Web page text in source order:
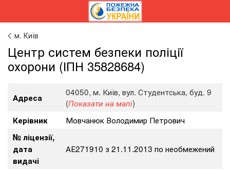
м. Київ
Центр систем безпеки поліції
охорони (ІПН 35828684)
Адреса
04050, м. Київ, вул. Студентська, буд. 9
(Показати на мапі)
Керівник
Мовчанюк Володимир Петрович
№ ліцензії,
дата
видачі
АЕ271910 з 21.11.2013 по необмежений